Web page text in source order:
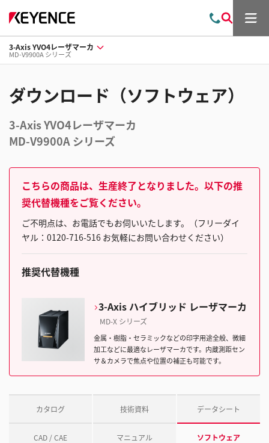
問
わ
索
メ
3-Axis YVO4レーザマーカ
MD-V9900A シリーズ
ダウンロード（ソフトウェア）
3-Axis YVO4レーザマーカ
MD-V9900A シリーズ
こちらの商品は、生産終了となりました。以下の推
奨代替機種をご覧ください。
ご不明点は、お電話でもお伺いいたします。（フリーダイ
ヤル：0120-716-516 お気軽にお問い合わせください）
推奨代替機種
3-Axis ハイブリッド レーザマーカ
MD-X シリーズ
金属・樹脂・セラミックなどの印字用途全般、微細
加工などに最適なレーザマーカです。内蔵測距セン
サ＆カメラで焦点や位置の補正も可能です。
カタログ 技術資料 データシート
CAD / CAE マニュアル ソフトウェア